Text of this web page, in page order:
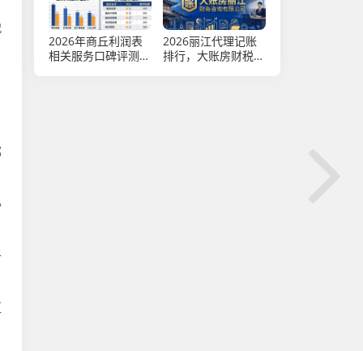
2026年商丘利润表
相关服务口碑评测推
2026丽江代理记账
排行，大账房财税口